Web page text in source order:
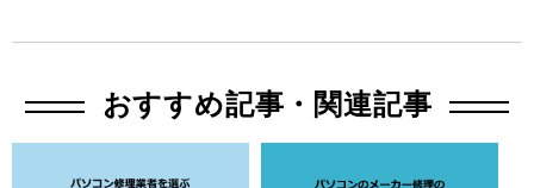
おすすめ記事・関連記事